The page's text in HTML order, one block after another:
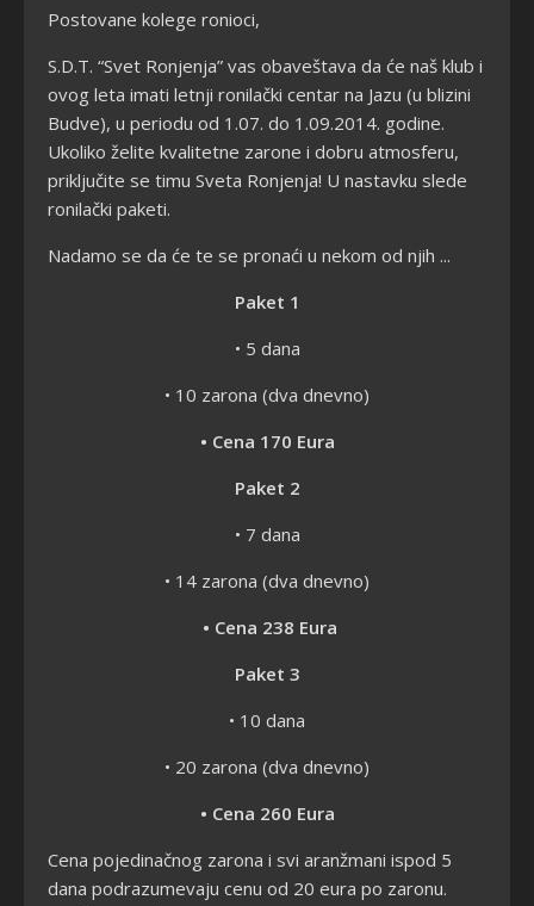
Postovane kolege ronioci,
S.D.T. “Svet Ronjenja” vas obaveštava da će naš klub i
ovog leta imati letnji ronilački centar na Jazu (u blizini
Budve), u periodu od 1.07. do 1.09.2014. godine.
Ukoliko želite kvalitetne zarone i dobru atmosferu,
priključite se timu Sveta Ronjenja! U nastavku slede
ronilački paketi.
Nadamo se da će te se pronaći u nekom od njih ...
Paket 1
• 5 dana
• 10 zarona (dva dnevno)
• Cena 170 Eura
Paket 2
• 7 dana
• 14 zarona (dva dnevno)
• Cena 238 Eura
Paket 3
• 10 dana
• 20 zarona (dva dnevno)
• Cena 260 Eura
Cena pojedinačnog zarona i svi aranžmani ispod 5
dana podrazumevaju cenu od 20 eura po zaronu.